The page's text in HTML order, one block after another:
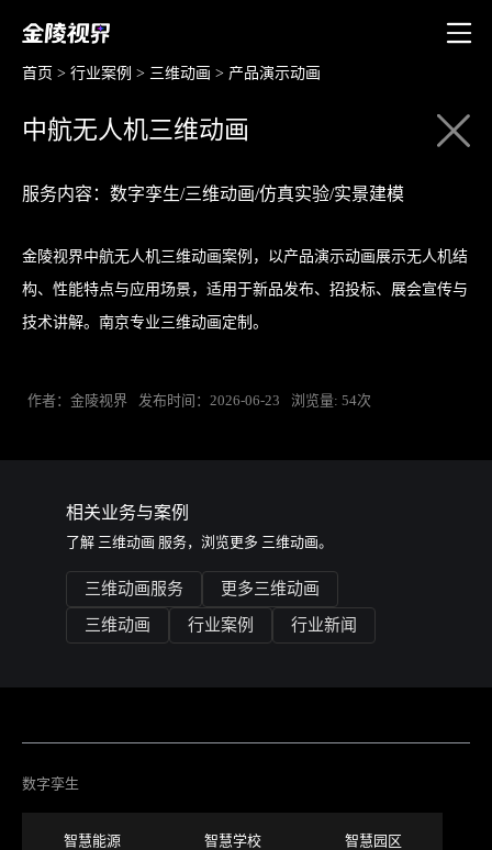
首页 > 行业案例 > 三维动画 > 产品演示动画
中航无人机三维动画
服务内容：数字孪生/三维动画/仿真实验/实景建模
金陵视界中航无人机三维动画案例，以产品演示动画展示无人机结
构、性能特点与应用场景，适用于新品发布、招投标、展会宣传与
技术讲解。南京专业三维动画定制。
作者：金陵视界 发布时间：2026-06-23 浏览量: 54次
相关业务与案例
了解 三维动画 服务，浏览更多 三维动画。
三维动画服务 更多三维动画
三维动画 行业案例 行业新闻
数字孪生
智慧能源 智慧学校 智慧园区